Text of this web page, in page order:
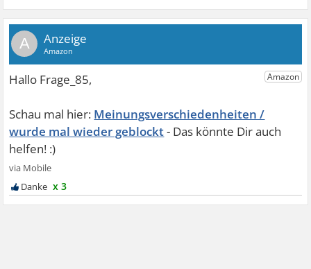
A
Meinungsverschiedenheiten /
wurde mal wieder geblockt
x 3